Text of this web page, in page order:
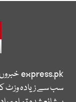
express.pk
سب سے زیادہ وزٹ